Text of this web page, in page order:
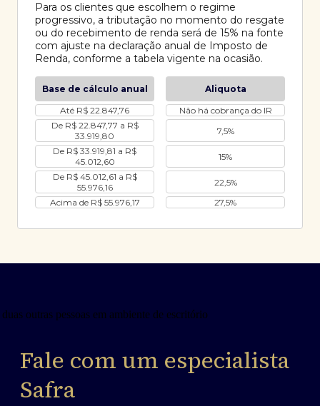
Para os clientes que escolhem o regime
progressivo, a tributação no momento do resgate
ou do recebimento de renda será de 15% na fonte
com ajuste na declaração anual de Imposto de
Renda, conforme a tabela vigente na ocasião.
Base de cálculo anual
Aliquota
Até R$ 22.847,76
Não há cobrança do IR
De R$ 22.847,77 a R$
33.919,80
7,5%
De R$ 33.919,81 a R$
45.012,60
15%
De R$ 45.012,61 a R$
55.976,16
22,5%
Acima de R$ 55.976,17
27,5%
Fale com um especialista
Safra